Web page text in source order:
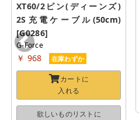
XT60/2ピン(ディーンズ)
2S充電ケーブル(50cm)
[G0286]
G-Force
￥ 968 在庫わずか
カートに
入れる
欲しいものリストに